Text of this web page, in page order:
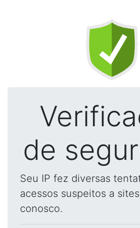
de
Seu IP fez diversas
acessos suspeitos a
conosco.